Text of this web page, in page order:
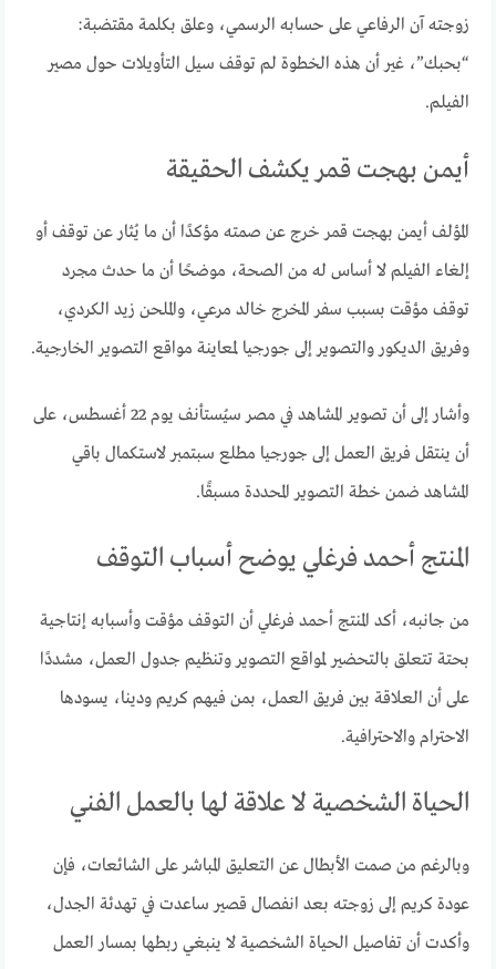
زوجته آن الرفاعي على حسابه الرسمي، وعلق بكلمة مقتضبة:
“بحبك”، غير أن هذه الخطوة لم توقف سيل التأويلات حول مصير
الفيلم.
أيمن بهجت قمر يكشف الحقيقة
المؤلف أيمن بهجت قمر خرج عن صمته مؤكدًا أن ما يُثار عن توقف أو
إلغاء الفيلم لا أساس له من الصحة، موضحًا أن ما حدث مجرد
توقف مؤقت بسبب سفر المخرج خالد مرعي، والملحن زيد الكردي،
وفريق الديكور والتصوير إلى جورجيا لمعاينة مواقع التصوير الخارجية.
وأشار إلى أن تصوير المشاهد في مصر سيُستأنف يوم 22 أغسطس، على
أن ينتقل فريق العمل إلى جورجيا مطلع سبتمبر لاستكمال باقي
المشاهد ضمن خطة التصوير المحددة مسبقًا.
المنتج أحمد فرغلي يوضح أسباب التوقف
من جانبه، أكد المنتج أحمد فرغلي أن التوقف مؤقت وأسبابه إنتاجية
بحتة تتعلق بالتحضير لمواقع التصوير وتنظيم جدول العمل، مشددًا
على أن العلاقة بين فريق العمل، بمن فيهم كريم ودينا، يسودها
الاحترام والاحترافية.
الحياة الشخصية لا علاقة لها بالعمل الفني
وبالرغم من صمت الأبطال عن التعليق المباشر على الشائعات، فإن
عودة كريم إلى زوجته بعد انفصال قصير ساعدت في تهدئة الجدل،
وأكدت أن تفاصيل الحياة الشخصية لا ينبغي ربطها بمسار العمل